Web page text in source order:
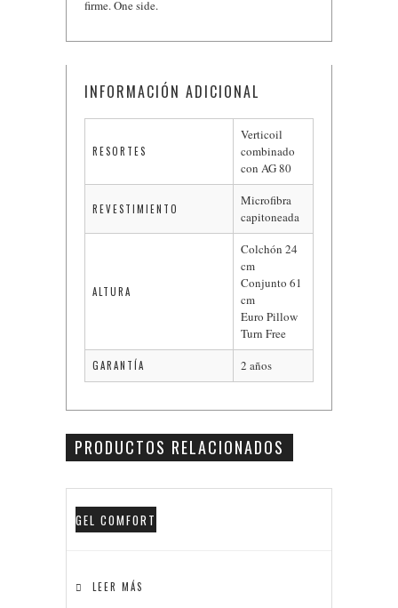
firme. One side.
INFORMACIÓN ADICIONAL
RESORTES
Verticoil
combinado
con AG 80
REVESTIMIENTO
Microfibra
capitoneada
ALTURA
Colchón 24
cm
Conjunto 61
cm
Euro Pillow
Turn Free
GARANTÍA 2 años
PRODUCTOS RELACIONADOS
GEL COMFORT
LEER MÁS